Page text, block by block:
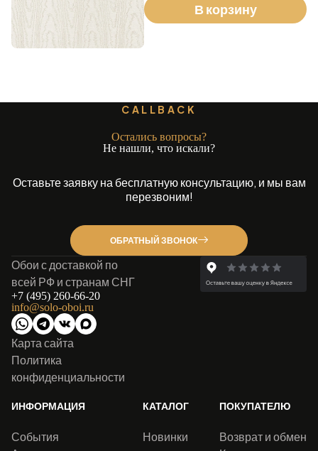
В корзину
CALLBACK
Остались вопросы?
Не нашли, что искали?
Оставьте заявку на бесплатную консультацию, и мы вам
перезвоним!
ОБРАТНЫЙ ЗВОНОК
Обои с доставкой по
всей РФ и странам СНГ
+7 (495) 260-66-20
info@solo-oboi.ru
Карта сайта
Политика
конфиденциальности
ИНФОРМАЦИЯ
События
КАТАЛОГ
Новинки
ПОКУПАТЕЛЮ
Возврат и обмен